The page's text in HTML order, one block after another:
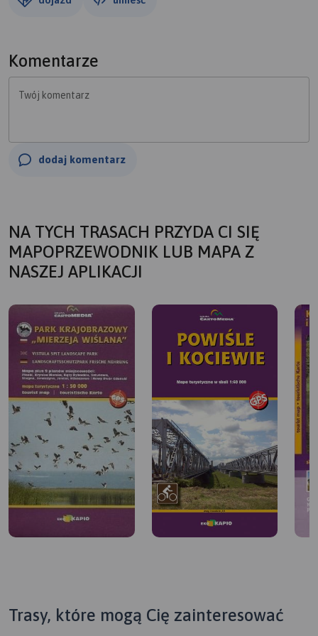
Komentarze
Twój komentarz
dodaj komentarz
NA TYCH TRASACH PRZYDA CI SIĘ
MAPOPRZEWODNIK LUB MAPA Z
NASZEJ APLIKACJI
Trasy, które mogą Cię zainteresować